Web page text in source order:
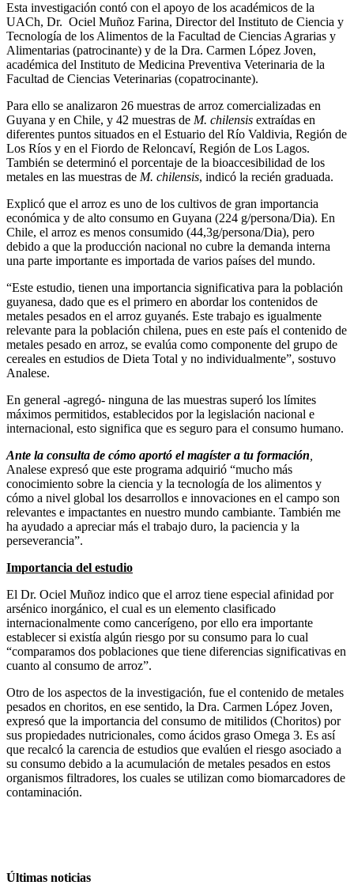
Esta investigación contó con el apoyo de los académicos de la
UACh, Dr. Ociel Muñoz Farina, Director del Instituto de Ciencia y
Tecnología de los Alimentos de la Facultad de Ciencias Agrarias y
Alimentarias (patrocinante) y de la Dra. Carmen López Joven,
académica del Instituto de Medicina Preventiva Veterinaria de la
Facultad de Ciencias Veterinarias (copatrocinante).
Para ello se analizaron 26 muestras de arroz comercializadas en
Guyana y en Chile, y 42 muestras de M. chilensis extraídas en
diferentes puntos situados en el Estuario del Río Valdivia, Región de
Los Ríos y en el Fiordo de Reloncaví, Región de Los Lagos.
También se determinó el porcentaje de la bioaccesibilidad de los
metales en las muestras de M. chilensis, indicó la recién graduada.
Explicó que el arroz es uno de los cultivos de gran importancia
económica y de alto consumo en Guyana (224 g/persona/Dia). En
Chile, el arroz es menos consumido (44,3g/persona/Dia), pero
debido a que la producción nacional no cubre la demanda interna
una parte importante es importada de varios países del mundo.
“Este estudio, tienen una importancia significativa para la población
guyanesa, dado que es el primero en abordar los contenidos de
metales pesados en el arroz guyanés. Este trabajo es igualmente
relevante para la población chilena, pues en este país el contenido de
metales pesado en arroz, se evalúa como componente del grupo de
cereales en estudios de Dieta Total y no individualmente”, sostuvo
Analese.
En general -agregó- ninguna de las muestras superó los límites
máximos permitidos, establecidos por la legislación nacional e
internacional, esto significa que es seguro para el consumo humano.
Ante la consulta de cómo aportó el magíster a tu formación,
Analese expresó que este programa adquirió “mucho más
conocimiento sobre la ciencia y la tecnología de los alimentos y
cómo a nivel global los desarrollos e innovaciones en el campo son
relevantes e impactantes en nuestro mundo cambiante. También me
ha ayudado a apreciar más el trabajo duro, la paciencia y la
perseverancia”.
Importancia del estudio
El Dr. Ociel Muñoz indico que el arroz tiene especial afinidad por
arsénico inorgánico, el cual es un elemento clasificado
internacionalmente como cancerígeno, por ello era importante
establecer si existía algún riesgo por su consumo para lo cual
“comparamos dos poblaciones que tiene diferencias significativas en
cuanto al consumo de arroz”.
Otro de los aspectos de la investigación, fue el contenido de metales
pesados en choritos, en ese sentido, la Dra. Carmen López Joven,
expresó que la importancia del consumo de mitilidos (Choritos) por
sus propiedades nutricionales, como ácidos graso Omega 3. Es así
que recalcó la carencia de estudios que evalúen el riesgo asociado a
su consumo debido a la acumulación de metales pesados en estos
organismos filtradores, los cuales se utilizan como biomarcadores de
contaminación.
Últimas noticias